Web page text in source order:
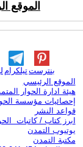
الموقع
تيلكرامبنترست
الموقع الرئيسي
هيئة ادارة الحوار
إحصائيات مؤسسة
قواعد النشر
ابرز كتاب / كاتبات
يوتيوب التمدن
مكتبة التمدن